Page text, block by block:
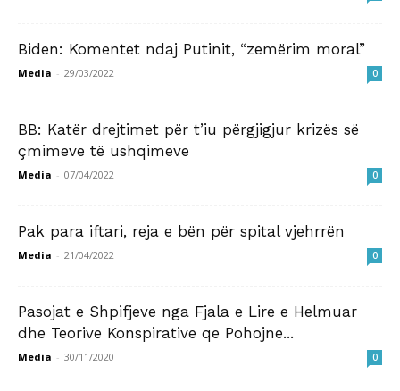
Biden: Komentet ndaj Putinit, “zemërim moral”
Media - 29/03/2022 0
BB: Katër drejtimet për t’iu përgjigjur krizës së
çmimeve të ushqimeve
Media - 07/04/2022 0
Pak para iftari, reja e bën për spital vjehrrën
Media - 21/04/2022 0
Pasojat e Shpifjeve nga Fjala e Lire e Helmuar
dhe Teorive Konspirative qe Pohojne...
Media - 30/11/2020 0